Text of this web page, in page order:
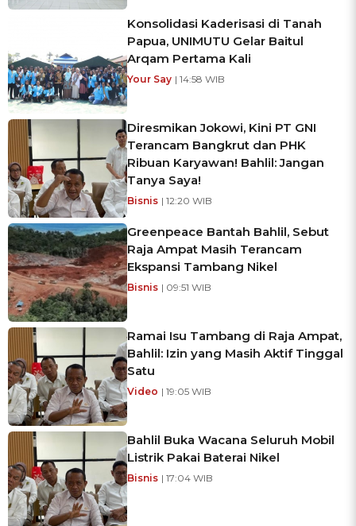
Konsolidasi Kaderisasi di Tanah
Papua, UNIMUTU Gelar Baitul
Arqam Pertama Kali
Your Say | 14:58 WIB
Diresmikan Jokowi, Kini PT GNI
Terancam Bangkrut dan PHK
Ribuan Karyawan! Bahlil: Jangan
Tanya Saya!
Bisnis | 12:20 WIB
Greenpeace Bantah Bahlil, Sebut
Raja Ampat Masih Terancam
Ekspansi Tambang Nikel
Bisnis | 09:51 WIB
Ramai Isu Tambang di Raja Ampat,
Bahlil: Izin yang Masih Aktif Tinggal
Satu
Video | 19:05 WIB
Bahlil Buka Wacana Seluruh Mobil
Listrik Pakai Baterai Nikel
Bisnis | 17:04 WIB